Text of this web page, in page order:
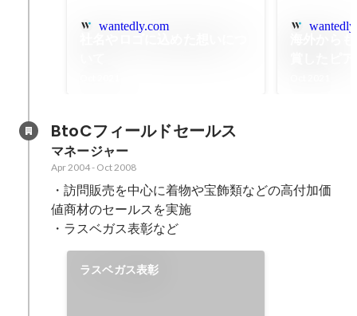
wantedly.com
BtoCフィールドセールス
マネージャー
Apr 2004- Oct 2008
・訪問販売を中心に着物や宝飾類などの高付加価
値商材のセールスを実施
・ラスベガス表彰など
ラスベガス表彰